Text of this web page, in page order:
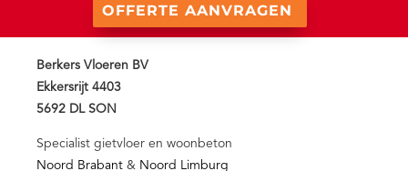
OFFERTE AANVRAGEN
Berkers Vloeren BV
Ekkersrijt 4403
5692 DL SON
Specialist gietvloer en woonbeton
Noord Brabant & Noord Limburg